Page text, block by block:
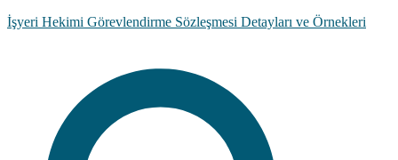
İşyeri Hekimi Görevlendirme Sözleşmesi Detayları ve Örnekleri